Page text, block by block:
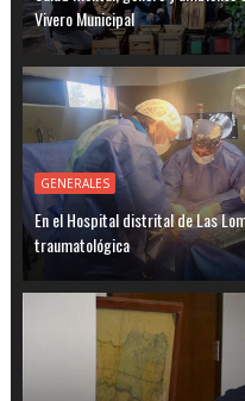
Vivero Municipal
GENERALES
En el Hospital distrital de Las
traumatológica